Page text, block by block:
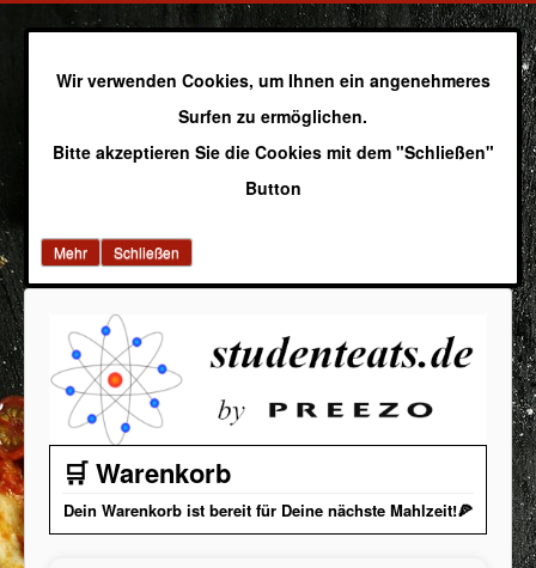
Wir verwenden Cookies, um Ihnen ein angenehmeres
Surfen zu ermöglichen.
Bitte akzeptieren Sie die Cookies mit dem "Schließen"
Button
Mehr Schließen
🛒 Warenkorb
Dein Warenkorb ist bereit für Deine nächste Mahlzeit!🍕